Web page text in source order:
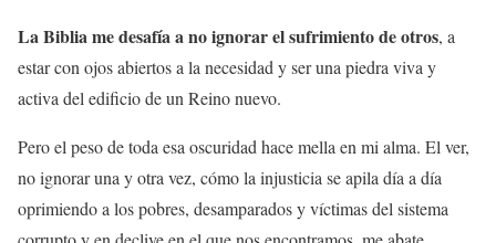
La Biblia me desafía a no ignorar el sufrimiento de otros, a
estar con ojos abiertos a la necesidad y ser una piedra viva y
activa del edificio de un Reino nuevo.
Pero el peso de toda esa oscuridad hace mella en mi alma. El ver,
no ignorar una y otra vez, cómo la injusticia se apila día a día
oprimiendo a los pobres, desamparados y víctimas del sistema